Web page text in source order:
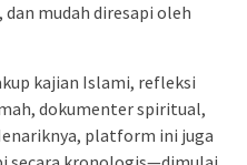
mudah diresapi oleh
kajian Islami, refleksi
dokumenter spiritual,
platform ini juga